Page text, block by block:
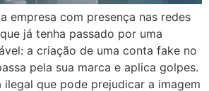
empresa com presença nas redes
já tenha passado por uma
a criação de uma conta fake no
pela sua marca e aplica golpes.
ilegal que pode prejudicar a imagem